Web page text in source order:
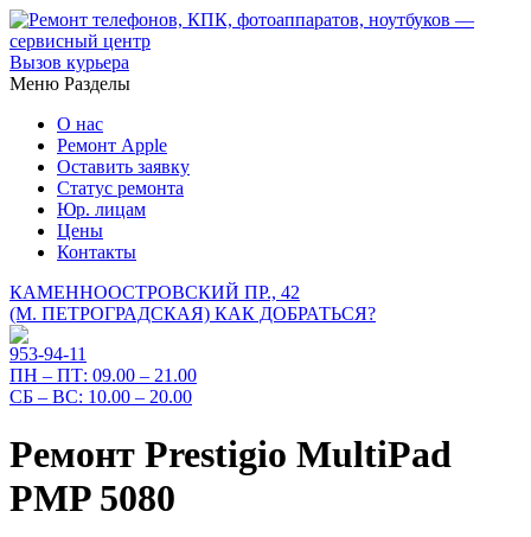
Вызов курьера
Меню Разделы
О нас
Ремонт Apple
Оставить заявку
Статус ремонта
Юр. лицам
Цены
Контакты
КАМЕННООСТРОВСКИЙ ПР., 42
(М. ПЕТРОГРАДСКАЯ) КАК ДОБРАТЬСЯ?
953-94-11
ПН – ПТ: 09.00 – 21.00
СБ – ВС: 10.00 – 20.00
Ремонт Prestigio MultiPad
PMP 5080